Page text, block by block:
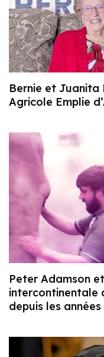
Bernie et Juanita
Agricole Emplie
Peter Adamson
intercontinentale
depuis les années